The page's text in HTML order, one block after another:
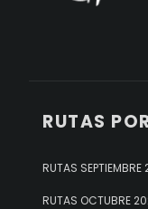
RUTAS
RUTAS SEPTIEMBRE
RUTAS OCTUBRE